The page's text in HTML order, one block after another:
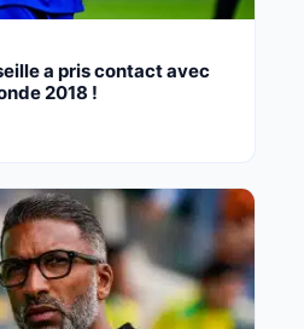
a pris contact avec
2018 !